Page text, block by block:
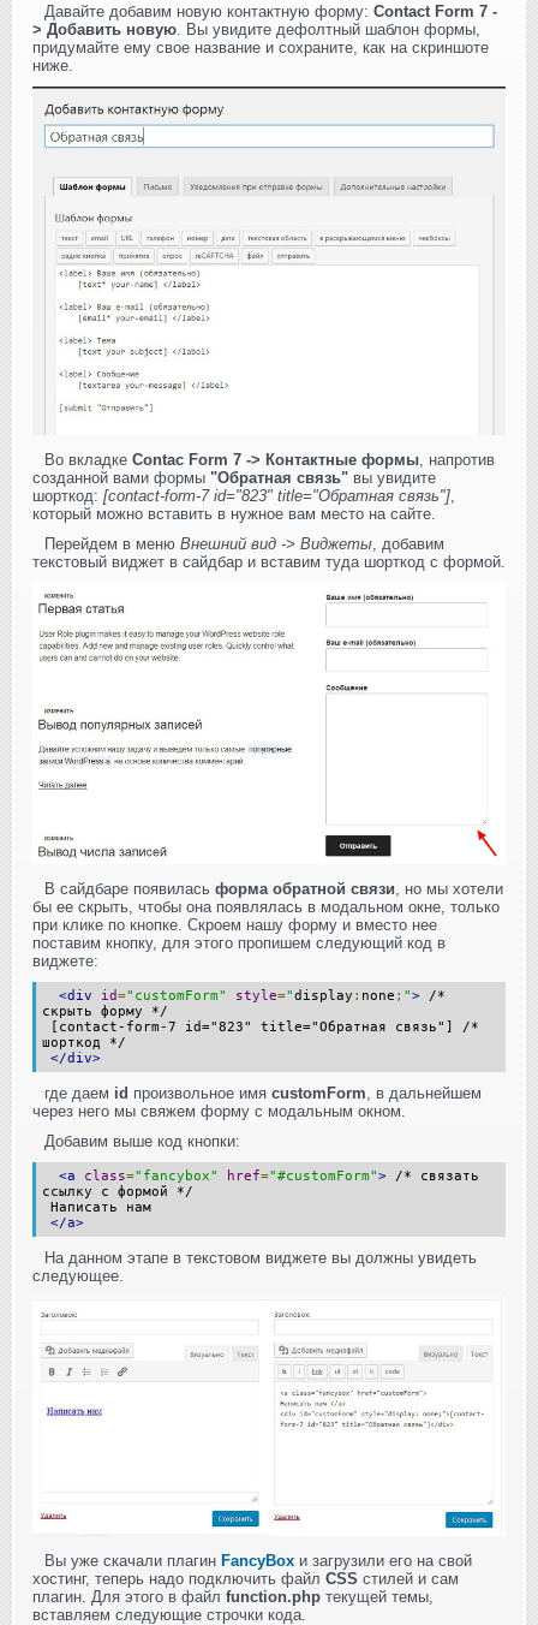
Давайте добавим новую контактную форму: Contact Form 7 -
> Добавить новую . Вы увидите дефолтный шаблон формы,
придумайте ему свое название и сохраните, как на скриншоте
ниже.
Во вкладке Contac Form 7 -> Контактные формы, напротив
созданной вами формы "Обратная связь" вы увидите
шорткод: [contact-form-7 id="823" title="Обратная связь"],
который можно вставить в нужное вам место на сайте.
Перейдем в меню Внешний вид -> Виджеты, добавим
текстовый виджет в сайдбар и вставим туда шорткод с формой.
В сайдбаре появилась форма обратной связи , но мы хотели
бы ее скрыть, чтобы она появлялась в модальном окне, только
при клике по кнопке. Скроем нашу форму и вместо нее
поставим кнопку, для этого пропишем следующий код в
виджете:
<div id="customForm" style="display : none ; "> /*
скрыть форму */
[contact-form-7 id="823" title="Обратная связь"] /*
шорткод */
</div>
где даем id произвольное имя customForm , в дальнейшем
через него мы свяжем форму с модальным окном.
Добавим выше код кнопки:
<a class="fancybox" href="#customForm"> /* связать
ссылку с формой */
Написать нам
</a>
На данном этапе в текстовом виджете вы должны увидеть
следующее.
Вы уже скачали плагин FancyBox и загрузили его на свой
хостинг, теперь надо подключить файл CSS стилей и сам
плагин. Для этого в файл function.php текущей темы,
вставляем следующие строчки кода.